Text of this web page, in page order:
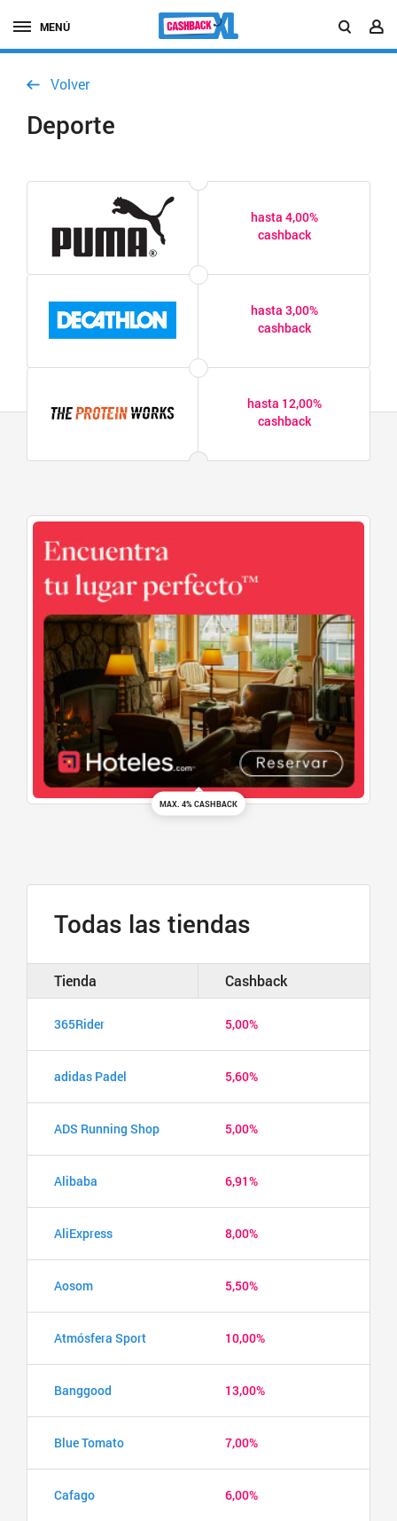
MENÚ
Volver
Deporte
hasta 4,00%
cashback
hasta 3,00%
cashback
hasta 12,00%
cashback
MAX. 4% CASHBACK
Todas las tiendas
Tienda Cashback
365Rider 5,00%
adidas Padel 5,60%
ADS Running Shop 5,00%
Alibaba 6,91%
AliExpress 8,00%
Aosom 5,50%
Atmósfera Sport 10,00%
Banggood 13,00%
Blue Tomato 7,00%
Cafago 6,00%